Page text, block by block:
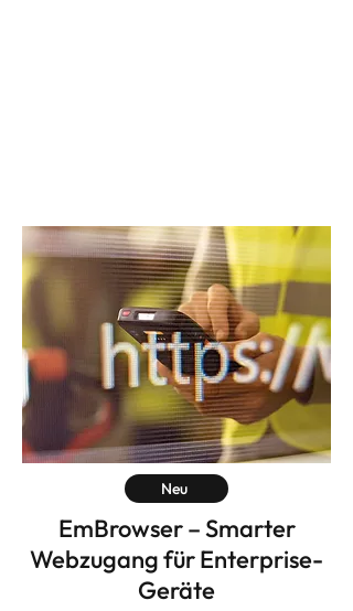
Neu
EmBrowser – Smarter
Webzugang für Enterprise-
Geräte